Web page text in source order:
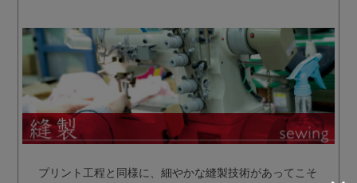
プリント工程と同様に、細やかな縫製技術があってこそ